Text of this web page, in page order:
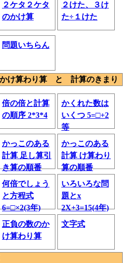
２ケタ２ケタ
のかけ算
２けた、３け
た÷１けた
問題いちらん
かけ算わり算 と 計算のきまり
倍の倍と計算
の順序 2*3*4
かくれた数は
いくつ 5=□+2
等
かっこのある
計算 足し算引
き算の順番
かっこのある
計算 け算わり
算の順番
何倍でしょう
と方程式
6=□×2(3年)
いろいろな問
題とx
2X+3=15(4年)
正負の数のか
け算わり算
文字式